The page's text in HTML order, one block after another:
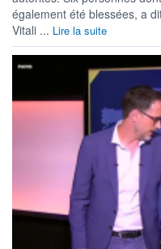
également été blessées, a
Vitali ... Lire la suite